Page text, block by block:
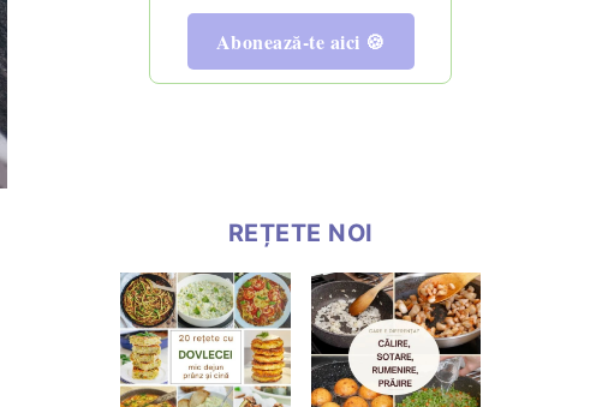
Abonează-te aici 🍪
REȚETE NOI